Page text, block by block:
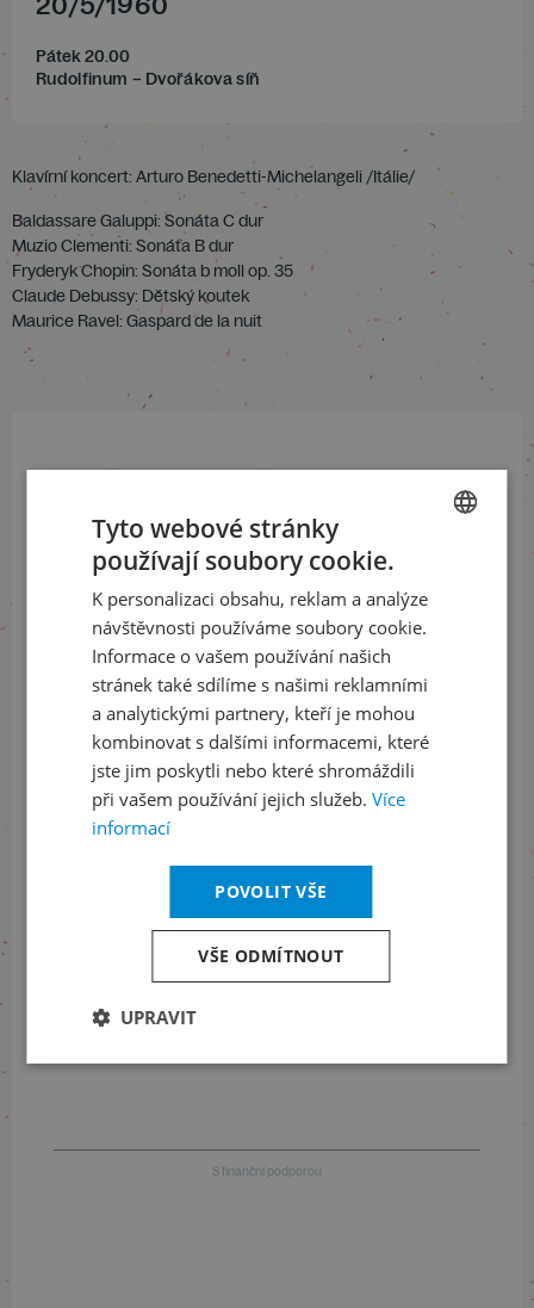
Pátek 20.00
Rudolfinum – Dvořákova síň
Klavírní koncert: Arturo Benedetti-Michelangeli /Itálie/
Baldassare Galuppi: Sonáta C dur
Muzio Clementi: Sonáta B dur
Fryderyk Chopin: Sonáta b moll op. 35
Claude Debussy: Dětský koutek
Maurice Ravel: Gaspard de la nuit
Přihlaste se k našemu newsletteru
ODEBÍRAT NEWSLETTER
Sledujte nás na sociálních sítích
LinkedInflickr
Informace o stavu objednávek
+420 461 049 232
S finanční podporou
ENGLISH
Tyto webové stránky
používají soubory cookie.
K personalizaci obsahu, reklam a analýze
návštěvnosti používáme soubory cookie.
Informace o vašem používání našich
stránek také sdílíme s našimi reklamními
a analytickými partnery, kteří je mohou
kombinovat s dalšími informacemi, které
jste jim poskytli nebo které shromáždili
při vašem používání jejich služeb. Více
informací
POVOLIT VŠE
VŠE ODMÍTNOUT
UPRAVIT